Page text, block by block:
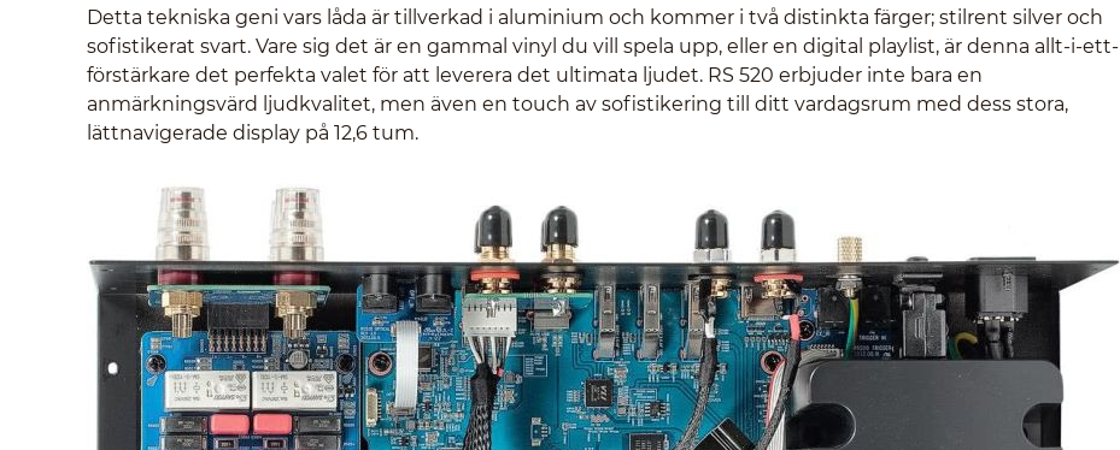
Detta tekniska geni vars låda är tillverkad i aluminium och kommer i två distinkta färger; stilrent silver och
sofistikerat svart. Vare sig det är en gammal vinyl du vill spela upp, eller en digital playlist, är denna allt-i-ett-
förstärkare det perfekta valet för att leverera det ultimata ljudet. RS 520 erbjuder inte bara en
anmärkningsvärd ljudkvalitet, men även en touch av sofistikering till ditt vardagsrum med dess stora,
lättnavigerade display på 12,6 tum.